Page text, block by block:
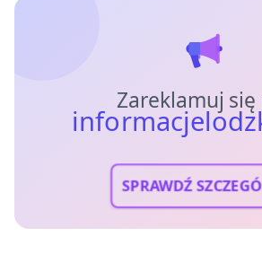
Zareklamuj się
SPRAWDŹ